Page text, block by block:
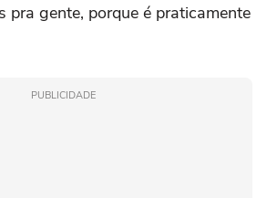
pra gente, porque é praticamente
PUBLICIDADE